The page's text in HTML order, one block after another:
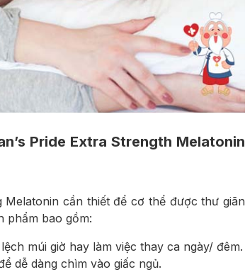
Pride Extra Strength Melatonin
Melatonin cần thiết để cơ thể được thư giãn
phẩm bao gồm:
múi giờ hay làm việc thay ca ngày/ đêm.
dễ dàng chìm vào giấc ngủ.